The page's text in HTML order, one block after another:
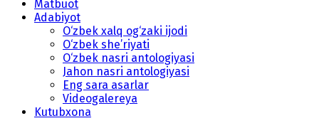
Matbuot
Adabiyot
O‘zbek xalq og‘zaki ijodi
O‘zbek she’riyati
O‘zbek nasri antologiyasi
Jahon nasri antologiyasi
Eng sara asarlar
Videogalereya
Kutubxona